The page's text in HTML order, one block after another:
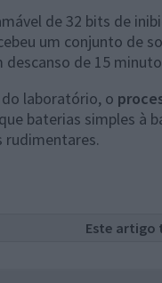
de 32 bits de
um conjunto de
de 15
laboratório, o
baterias simples à
rudimentares.
Este artigo